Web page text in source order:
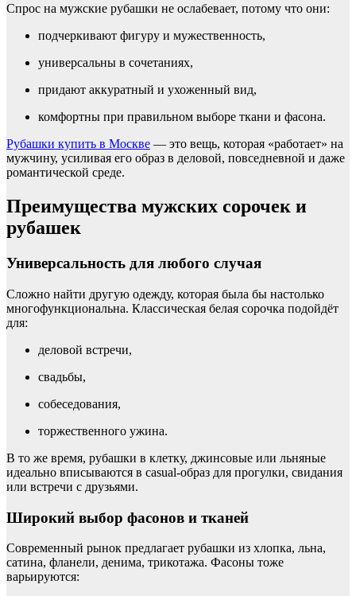
Спрос на мужские рубашки не ослабевает, потому что они:
подчеркивают фигуру и мужественность,
универсальны в сочетаниях,
придают аккуратный и ухоженный вид,
комфортны при правильном выборе ткани и фасона.
Рубашки купить в Москве — это вещь, которая «работает» на
мужчину, усиливая его образ в деловой, повседневной и даже
романтической среде.
Преимущества мужских сорочек и
рубашек
Универсальность для любого случая
Сложно найти другую одежду, которая была бы настолько
многофункциональна. Классическая белая сорочка подойдёт
для:
деловой встречи,
свадьбы,
собеседования,
торжественного ужина.
В то же время, рубашки в клетку, джинсовые или льняные
идеально вписываются в casual-образ для прогулки, свидания
или встречи с друзьями.
Широкий выбор фасонов и тканей
Современный рынок предлагает рубашки из хлопка, льна,
сатина, фланели, денима, трикотажа. Фасоны тоже
варьируются: